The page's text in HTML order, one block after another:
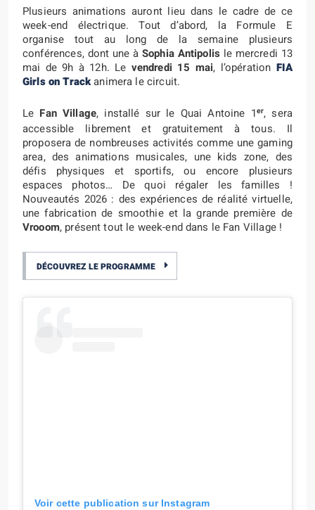
Plusieurs animations auront lieu dans le cadre de ce
week-end électrique. Tout d’abord, la Formule E
organise tout au long de la semaine plusieurs
conférences, dont une à Sophia Antipolisle mercredi 13
mai de 9h à 12h. Le vendredi 15 mai, l’opération FIA
Girls on Trackanimera le circuit.
Le Fan Village, installé sur le Quai Antoine 1er, sera
accessible librement et gratuitement à tous. Il
proposera de nombreuses activités comme une gaming
area, des animations musicales, une kids zone, des
défis physiques et sportifs, ou encore plusieurs
espaces photos… De quoi régaler les familles !
Nouveautés 2026 : des expériences de réalité virtuelle,
une fabrication de smoothie et la grande première de
Vrooom, présent tout le week-end dans le Fan Village !
DÉCOUVREZ LE PROGRAMME
Voir cette publication sur Instagram